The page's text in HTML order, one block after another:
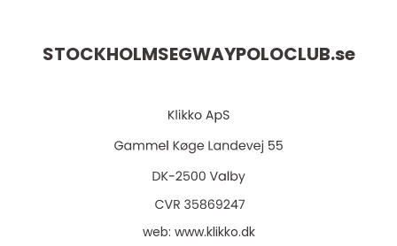
STOCKHOLMSEGWAYPOLOCLUB.se
web: www.klikko.dk